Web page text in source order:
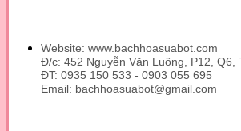
Website: www.bachhoasuabot.com
Đ/c: 452 Nguyễn Văn Luông, P12, Q6,
ĐT: 0935 150 533 - 0903 055 695
Email: bachhoasuabot@gmail.com